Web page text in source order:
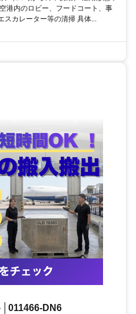
港内のロビー、フードコート、事
スカレーター等の清掃 具体...
│011466-DN6